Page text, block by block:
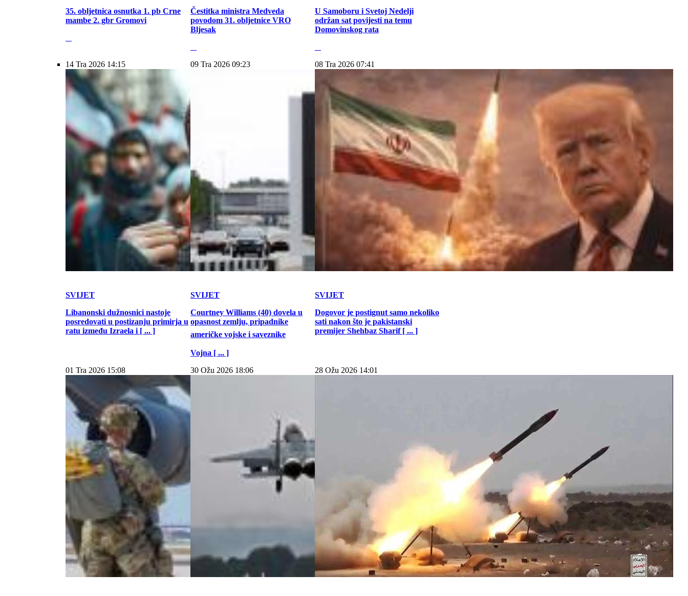
35. obljetnica osnutka 1. pb Crne
mambe 2. gbr Gromovi
Čestitka ministra Medveda
povodom 31. obljetnice VRO
Bljesak
U Samoboru i Svetoj Nedelji
održan sat povijesti na temu
Domovinskog rata
14 Tra 2026 14:15
SVIJET
Libanonski dužnosnici nastoje
posredovati u postizanju primirja u
ratu između Izraela i [ ... ]
09 Tra 2026 09:23
SVIJET
Courtney Williams (40) dovela u
opasnost zemlju, pripadnike
američke vojske i saveznike
Vojna [ ... ]
08 Tra 2026 07:41
SVIJET
Dogovor je postignut samo nekoliko
sati nakon što je pakistanski
premijer Shehbaz Sharif [ ... ]
01 Tra 2026 15:08 30 Ožu 2026 18:06 28 Ožu 2026 14:01